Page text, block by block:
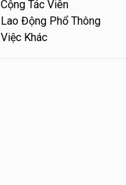
Cộng Tác Viên
Lao Động Phổ Thông
Việc Khác